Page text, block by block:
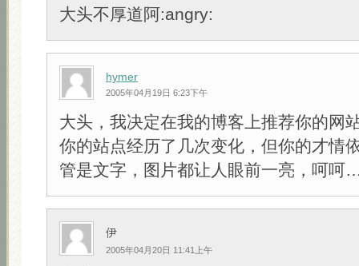
大头不厚道阿:angry:
hymer
2005年04月19日 6:23下午
大头，我决定在我的博客上推荐你的网
你的站点经历了几次变化，但你的才情
管是文字，图片都让人眼前一亮，呵
伊
2005年04月20日 11:41上午